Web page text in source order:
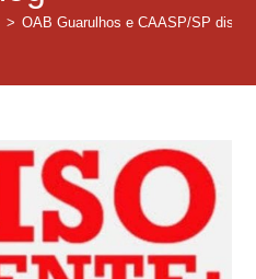
> OAB Guarulhos e CAASP/SP